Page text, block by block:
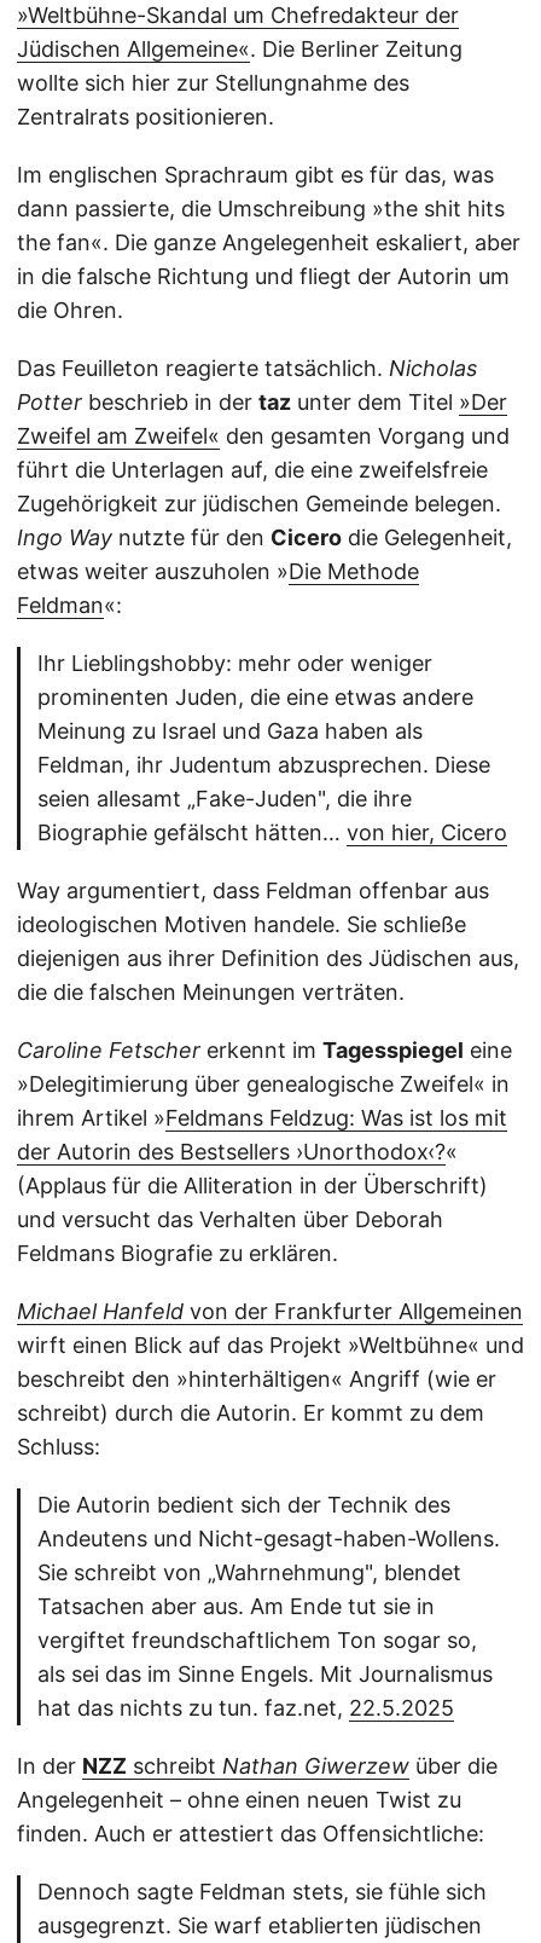
»Weltbühne-Skandal um Chefredakteur der
Jüdischen Allgemeine«. Die Berliner Zeitung
wollte sich hier zur Stellungnahme des
Zentralrats positionieren.
Im englischen Sprachraum gibt es für das, was
dann passierte, die Umschreibung »the shit hits
the fan«. Die ganze Angelegenheit eskaliert, aber
in die falsche Richtung und fliegt der Autorin um
die Ohren.
Das Feuilleton reagierte tatsächlich. Nicholas
Potter beschrieb in der taz unter dem Titel »Der
Zweifel am Zweifel« den gesamten Vorgang und
führt die Unterlagen auf, die eine zweifelsfreie
Zugehörigkeit zur jüdischen Gemeinde belegen.
Ingo Way nutzte für den Cicero die Gelegenheit,
etwas weiter auszuholen »Die Methode
Feldman«:
Ihr Lieblingshobby: mehr oder weniger
prominenten Juden, die eine etwas andere
Meinung zu Israel und Gaza haben als
Feldman, ihr Judentum abzusprechen. Diese
seien allesamt „Fake-Juden", die ihre
Biographie gefälscht hätten… von hier, Cicero
Way argumentiert, dass Feldman offenbar aus
ideologischen Motiven handele. Sie schließe
diejenigen aus ihrer Definition des Jüdischen aus,
die die falschen Meinungen verträten.
Caroline Fetscher erkennt im Tagesspiegel eine
»Delegitimierung über genealogische Zweifel« in
ihrem Artikel »Feldmans Feldzug: Was ist los mit
der Autorin des Bestsellers ›Unorthodox‹?«
(Applaus für die Alliteration in der Überschrift)
und versucht das Verhalten über Deborah
Feldmans Biografie zu erklären.
Michael Hanfeld von der Frankfurter Allgemeinen
wirft einen Blick auf das Projekt »Weltbühne« und
beschreibt den »hinterhältigen« Angriff (wie er
schreibt) durch die Autorin. Er kommt zu dem
Schluss:
Die Autorin bedient sich der Technik des
Andeutens und Nicht-gesagt-haben-Wollens.
Sie schreibt von „Wahrnehmung", blendet
Tatsachen aber aus. Am Ende tut sie in
vergiftet freundschaftlichem Ton sogar so,
als sei das im Sinne Engels. Mit Journalismus
hat das nichts zu tun. faz.net, 22.5.2025
In der NZZ schreibt Nathan Giwerzew über die
Angelegenheit – ohne einen neuen Twist zu
finden. Auch er attestiert das Offensichtliche:
Dennoch sagte Feldman stets, sie fühle sich
ausgegrenzt. Sie warf etablierten jüdischen